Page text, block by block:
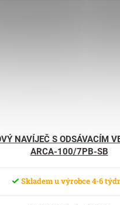
NAVÍJEČ S ODSÁVACÍM
ARCA-100/7PB-SB
Skladem u výrobce 4-6